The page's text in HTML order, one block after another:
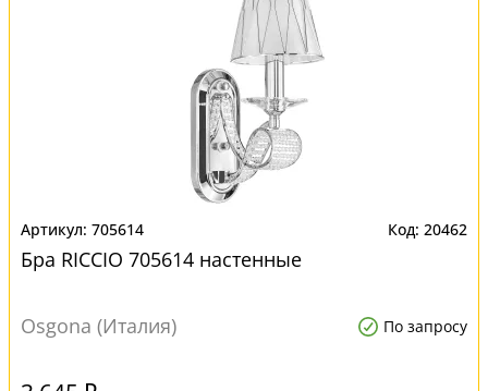
705614 20462
Бра RICCIO 705614 настенные
Osgona (Италия) По запросу